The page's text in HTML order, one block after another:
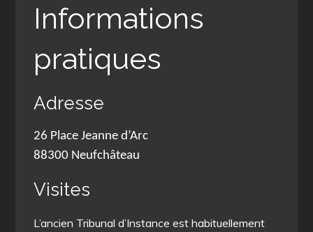
Informations
pratiques
Adresse
26 Place Jeanne d’Arc
88300 Neufchâteau
Visites
L’ancien Tribunal d’Instance est habituellement